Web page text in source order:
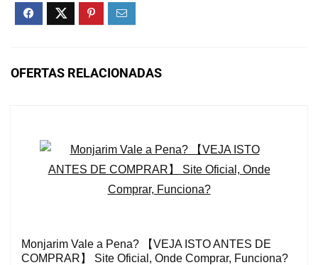
OFERTAS RELACIONADAS
Monjarim Vale a Pena? 【VEJA ISTO ANTES DE
COMPRAR】 Site Oficial, Onde Comprar, Funciona?